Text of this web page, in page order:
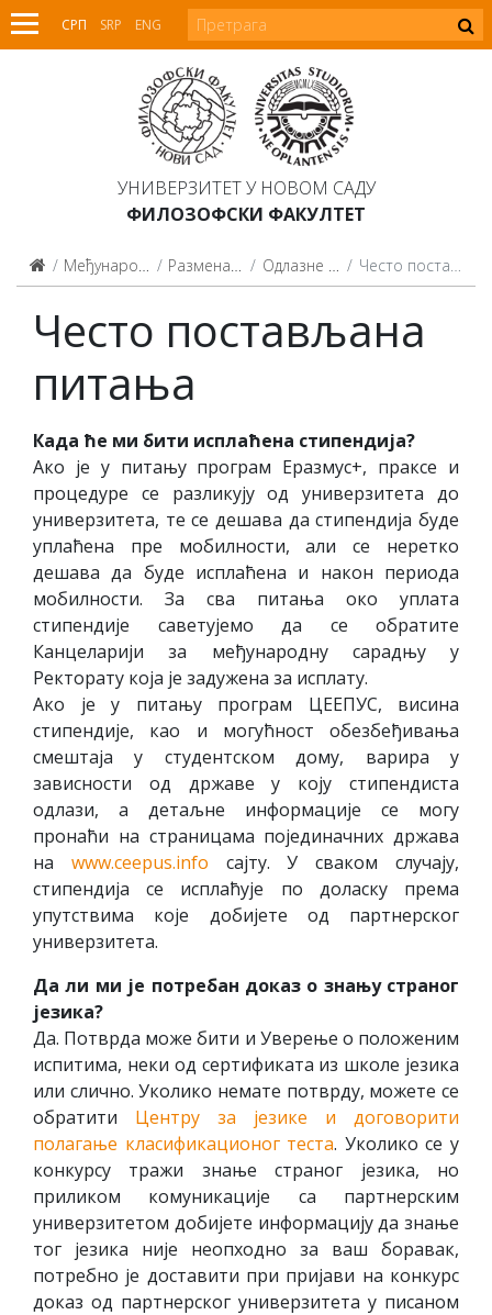
СРП SRP ENG
УНИВЕРЗИТЕТ У НОВОМ САДУ
ФИЛОЗОФСКИ ФАКУЛТЕТ
Међународна сарадња Размена запослених Одлазне мобилности Често постављана питања
Често постављана
питања
Када ће ми бити исплаћена стипендија?
Ако је у питању програм Еразмус+, праксе и
процедуре се разликују од универзитета до
универзитета, те се дешава да стипендија буде
уплаћена пре мобилности, али се неретко
дешава да буде исплаћена и након периода
мобилности. За сва питања око уплата
стипендије саветујемо да се обратите
Канцеларији за међународну сарадњу у
Ректорату која је задужена за исплату.
Ако је у питању програм ЦЕЕПУС, висина
стипендије, као и могућност обезбеђивања
смештаја у студентском дому, варира у
зависности од државе у коју стипендиста
одлази, а детаљне информације се могу
пронаћи на страницама појединачних држава
на www.ceepus.info сајту. У сваком случају,
стипендија се исплаћује по доласку према
упутствима које добијете од партнерског
универзитета.
Да ли ми је потребан доказ о знању страног
језика?
Да. Потврда може бити и Уверење о положеним
испитима, неки од сертификата из школе језика
или слично. Уколико немате потврду, можете се
обратити Центру за језике и договорити
полагање класификационог теста. Уколико се у
конкурсу тражи знање страног језика, но
приликом комуникације са партнерским
универзитетом добијете информацију да знање
тог језика није неопходно за ваш боравак,
потребно је доставити при пријави на конкурс
доказ од партнерског универзитета у писаном